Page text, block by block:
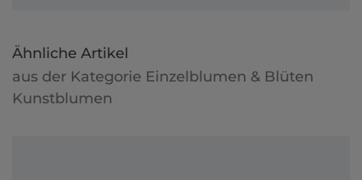
Ähnliche Artikel
aus der Kategorie Einzelblumen & Blüten
Kunstblumen